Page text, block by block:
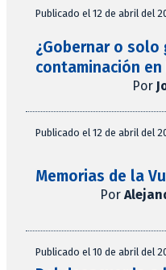
Publicado el 12 de abril del
¿Gobernar o
contaminación en
Por
Publicado el 12 de abril del
Memorias de la
Por
Publicado el 10 de abril del